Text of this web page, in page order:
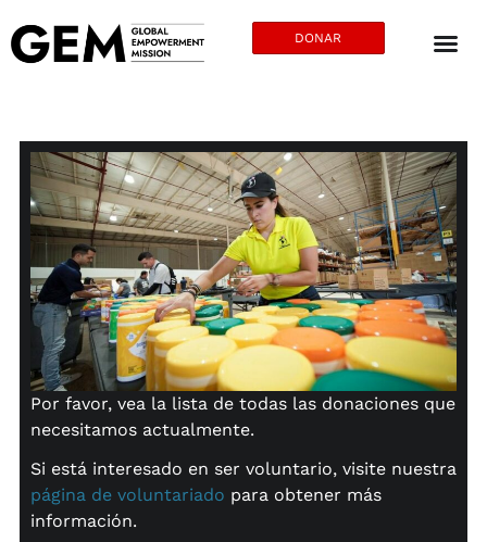
DONAR
Por favor, vea la lista de todas las donaciones que
necesitamos actualmente.
Si está interesado en ser voluntario, visite nuestra
página de voluntariado para obtener más
información.